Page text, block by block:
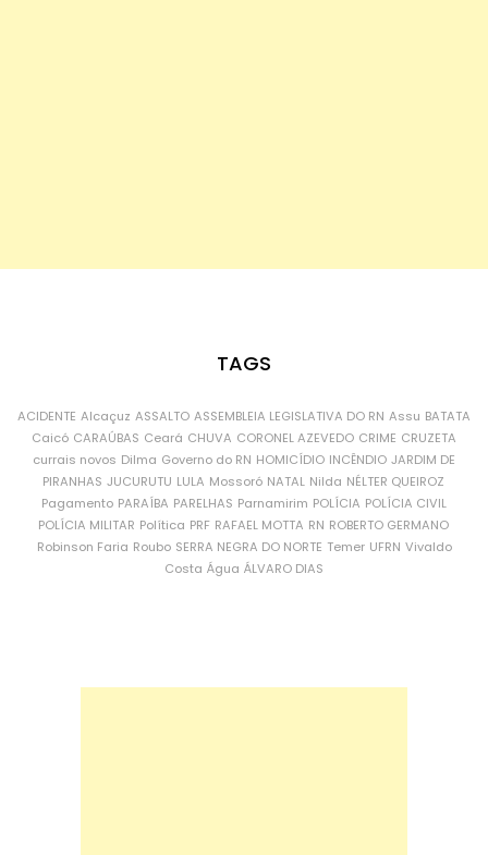
TAGS
ACIDENTE Alcaçuz ASSALTO ASSEMBLEIA LEGISLATIVA DO RN Assu BATATA
Caicó CARAÚBAS Ceará CHUVA CORONEL AZEVEDO CRIME CRUZETA
currais novos Dilma Governo do RN HOMICÍDIO INCÊNDIO JARDIM DE
PIRANHAS JUCURUTU LULA Mossoró NATAL Nilda NÉLTER QUEIROZ
Pagamento PARAÍBA PARELHAS Parnamirim POLÍCIA POLÍCIA CIVIL
POLÍCIA MILITAR Política PRF RAFAEL MOTTA RN ROBERTO GERMANO
Robinson Faria Roubo SERRA NEGRA DO NORTE Temer UFRN Vivaldo
Costa Água ÁLVARO DIAS